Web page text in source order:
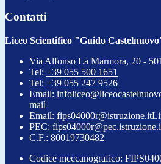
Contatti
Liceo Scientifico "Guido
Via Alfonso La Marmora, 20 -
Tel: +39 055 500 1651
Tel: +39 055 247 9526
Email:
mail
Email: fips04000r@istruzione.it
PEC:
C.F.: 80019730482
Codice meccanografico: